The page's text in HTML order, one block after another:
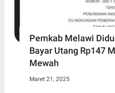
Pemkab Melawi
Bayar Utang Rp147
Mewah
Maret 21, 2025